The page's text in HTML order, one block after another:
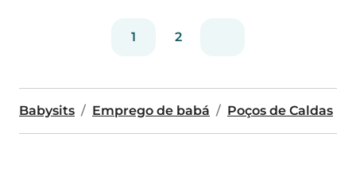
1 2
Babysits Emprego de babá Poços de Caldas